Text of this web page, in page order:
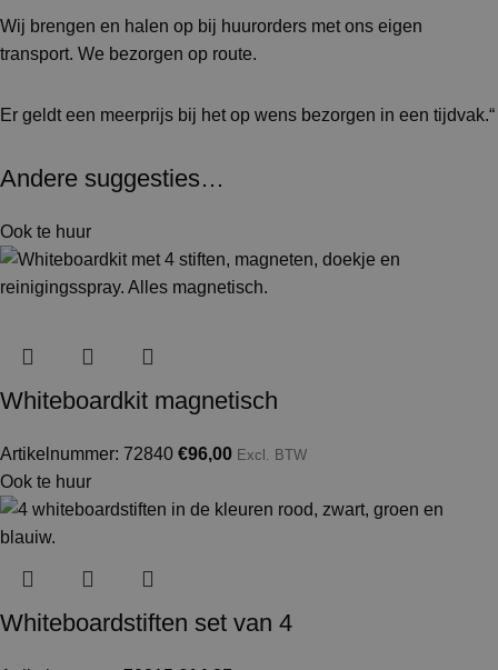
Wij brengen en halen op bij huurorders met ons eigen
transport. We bezorgen op route.
Er geldt een meerprijs bij het op wens bezorgen in een tijdvak.“
Andere suggesties…
Ook te huur
Whiteboardkit magnetisch
Artikelnummer: 72840 €96,00 Excl. BTW
Ook te huur
Whiteboardstiften set van 4